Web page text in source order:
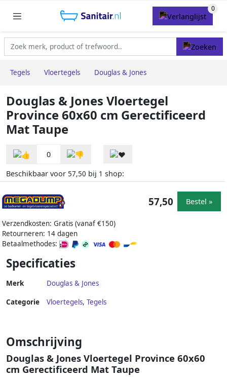
Tegels Vloertegels Douglas & Jones
Douglas & Jones Vloertegel
Province 60x60 cm Gerectificeerd
Mat Taupe
0
Beschikbaar voor 57,50 bij 1 shop:
Verzendkosten: Gratis (vanaf €150)
Retourneren: 14 dagen
Betaalmethodes:
57,50 Bestel »
Specificaties
Merk Douglas & Jones
Categorie Vloertegels, Tegels
Omschrijving
Douglas & Jones Vloertegel Province 60x60
cm Gerectificeerd Mat Taupe